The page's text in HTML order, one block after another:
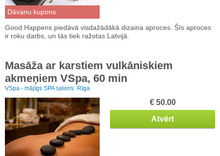
Dāvanu kupons
Good Happens piedāvā visdažādākā dizaina aproces. Šīs aproces
ir roku darbs, un tās tiek ražotas Latvijā.
Masāža ar karstiem vulkāniskiem
akmeņiem VSpa, 60 min
VSpa - mājīgs SPA salons: Rīga
€ 50.00
Atvērt